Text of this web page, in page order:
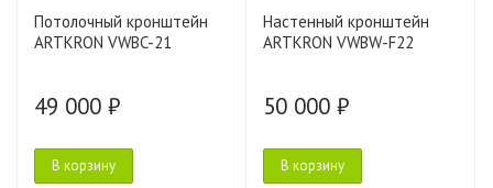
Потолочный кронштейн
ARTKRON VWBC-21
49 000 ₽
В корзину
Настенный кронштейн
ARTKRON VWBW-F22
50 000 ₽
В корзину